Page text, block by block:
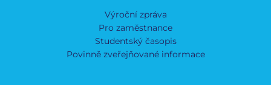
Výroční zpráva
Pro zaměstnance
Studentský časopis
Povinně zveřejňované informace